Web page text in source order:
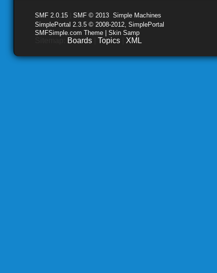
SMF 2.0.15 SMF © 2013 Simple Machines
SimplePortal 2.3.5 © 2008-2012, SimplePortal
SMFSimple.com Theme | Skin Samp
Boards Topics XML